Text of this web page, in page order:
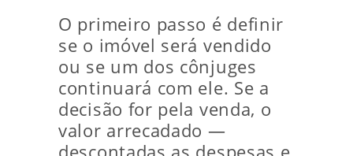
O primeiro passo é definir
se o imóvel será vendido
ou se um dos cônjuges
continuará com ele. Se a
decisão for pela venda, o
valor arrecadado —